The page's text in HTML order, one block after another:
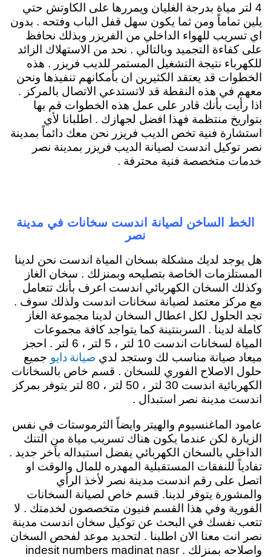
4 لتر مياة بدرجة الغليان ويمررها على الكاوتش حتي
يلين تماماً ومن ثما يكون سهل قفل الباب وفتحه . بدون
اي تسريب للهواء الداخلي من الفريزر وبذلك نحافظ
على كفاءة التجميد وبالتالي . نحد من الاستهلاك الزائد
للكهرباء نتيجة التشغيل المستمر للديب فريزر . هذه
الخطوات قد يعتقد الكثيرين ان بأمكانهم تنفيذها ونحن
معهم في هذه النقطة قد لاتستدعي الاتصال بالمركز .
اذا رأيت بأنك قادر على عمل هذه الخطوات قم بها
بتواريخ منتظمة فهذا افضل لجهازك . اطلبانا لأي
استشارة فنية تخص الديب فريزر نحن معك دائماً بمدينة
نصر توكيل اندست لصيانة الديب فريزر بمدينة نصر
خدمات متخصصة فنية محترفة .
الخط الساخن لصيانة اندست سخانات في مدينة
نصر
هل يوجد لديك مشكلة بسخان المياة اندست نحن لدينا
المستلزمات الخاصة بتصليحه وبمنزلك . سخان الغاز
وكذلك السخان الكهربائي اندست اعرف بأنك تتعامل
مع مركز معتمد لصيانة سخانات اندست ولذلك سوف .
تجد الحلول لكل اعطال السخان لدينا مجموعة الغاز
كاملة لدينا . السربنتينة كما يتواجد كافة مجموعات
المياة لسخانات اندست 10 لتر ، 5 لتر ، 6 لتر . احجز
ميعاد صيانة مناسب لك وستجد لدي صيانة دايو جميع
حلول الاصلاح الفوري للسخان . قسم خاص بالسخانات
الكهربائية اندست 30 لتر ، 50 لتر ، 80 لتر يتوفر بمركز
اندست مدينة نصر استبدال .
عامود الماغنسيوم والهيتر وايضاً الثرموستات في نفس
الزيارة لكن عندما يكون هناك تسريب مياة من التنك
الداخلي بالسخان الكهربائي يفضل استبداله باَخر جديد .
تفادياً للنفقات المستقبلية المهدره للمال والوقت او
اتصل على رقم اندست مدينة نصر لأخذ الرأي
والمشورة يتوفر لدينا. قسم خاص لصيانة السخانات
الفورية وفي هذا القسم فنيون متخصصون لخدمتك . لا
تتعب نفسك في البحث عن توكيل سخان اندست مدينة
نصر انت معنا الان اطلبنا . لتحديد موعد لفحص السخان
واصلاحه بمنزلك . indesit numbers madinat nasr